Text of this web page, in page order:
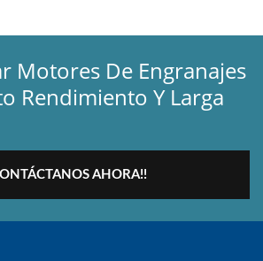
Motores De Engranajes
Rendimiento Y Larga
AHORA!!